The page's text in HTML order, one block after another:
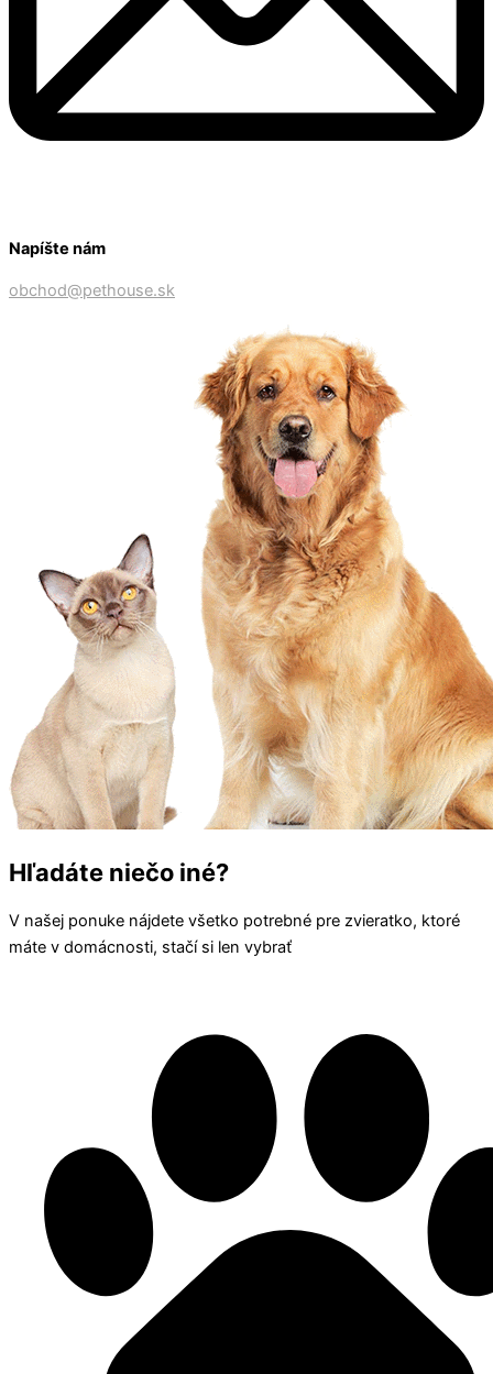
Napíšte nám
obchod@pethouse.sk
Hľadáte niečo iné?
V našej ponuke nájdete všetko potrebné pre zvieratko, ktoré
máte v domácnosti, stačí si len vybrať